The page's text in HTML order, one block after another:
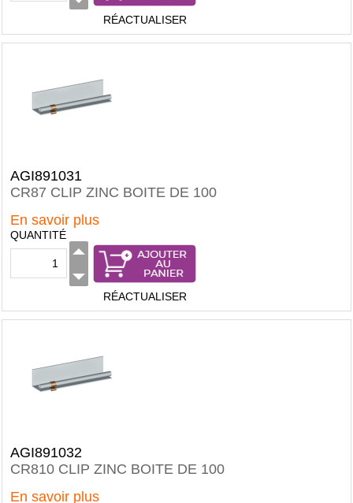
RÉACTUALISER
AGI891031
CR87 CLIP ZINC BOITE DE 100
En savoir plus
QUANTITÉ
RÉACTUALISER
AGI891032
CR810 CLIP ZINC BOITE DE 100
En savoir plus